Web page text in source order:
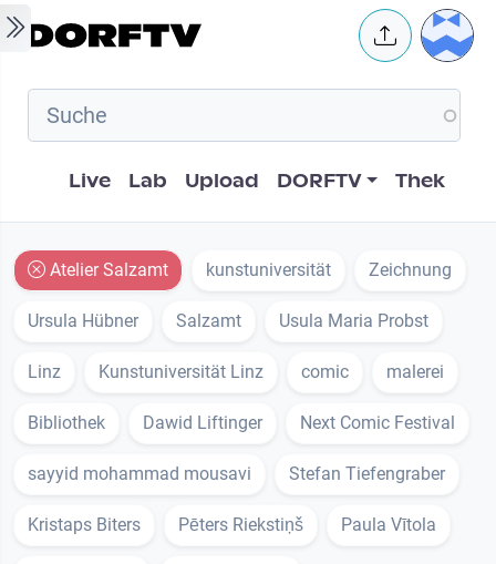
Skip to main content User
Hauptnavigation
Live Lab Upload DORFTV Thek
Atelier Salzamt kunstuniversität Zeichnung
Ursula Hübner Salzamt Usula Maria Probst
Linz Kunstuniversität Linz comic malerei
Bibliothek Dawid Liftinger Next Comic Festival
sayyid mohammad mousavi Stefan Tiefengraber
Kristaps Biters Pēters Riekstiņš Paula Vītola